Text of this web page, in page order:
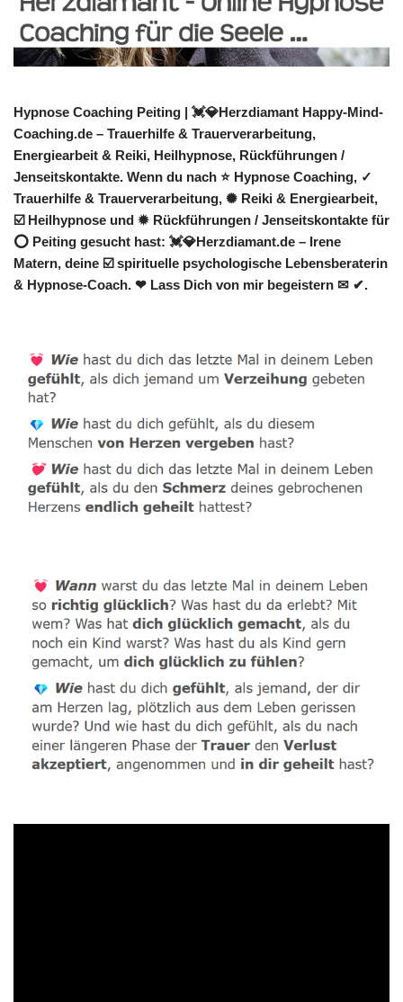
Hypnose Coaching Peiting | 💓️💎Herzdiamant Happy-Mind-
Coaching.de – Trauerhilfe & Trauerverarbeitung,
Energiearbeit & Reiki, Heilhypnose, Rückführungen /
Jenseitskontakte. Wenn du nach ⭐ Hypnose Coaching, ✓
Trauerhilfe & Trauerverarbeitung, ✺ Reiki & Energiearbeit,
☑️ Heilhypnose und ✹ Rückführungen / Jenseitskontakte für
⭕ Peiting gesucht hast: 💓️💎Herzdiamant.de – Irene
Matern, deine ☑️ spirituelle psychologische Lebensberaterin
& Hypnose-Coach. ❤ Lass Dich von mir begeistern ✉ ✔.